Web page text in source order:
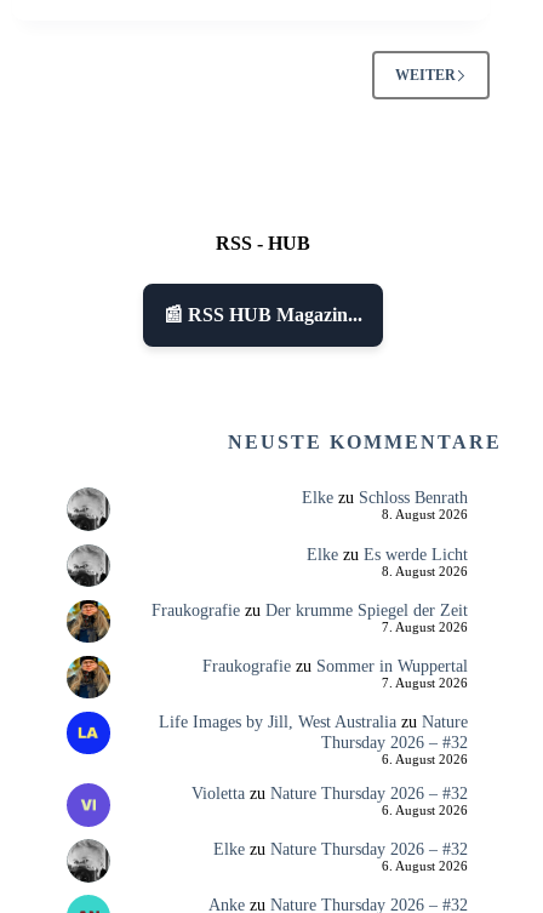
WEITER
RSS - HUB
📰 RSS HUB Magazin...
NEUSTE KOMMENTARE
Elkezu Schloss Benrath
8. August 2026
Elkezu Es werde Licht
8. August 2026
Fraukografiezu Der krumme Spiegel der Zeit
7. August 2026
Fraukografiezu Sommer in Wuppertal
7. August 2026
Life Images by Jill, West Australiazu Nature
Thursday 2026 – #32
6. August 2026
Violettazu Nature Thursday 2026 – #32
6. August 2026
Elkezu Nature Thursday 2026 – #32
6. August 2026
Ankezu Nature Thursday 2026 – #32